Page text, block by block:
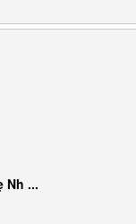
Nh ...